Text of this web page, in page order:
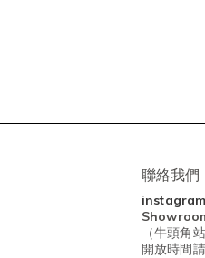
聯絡我們
（牛頭角
開放時間